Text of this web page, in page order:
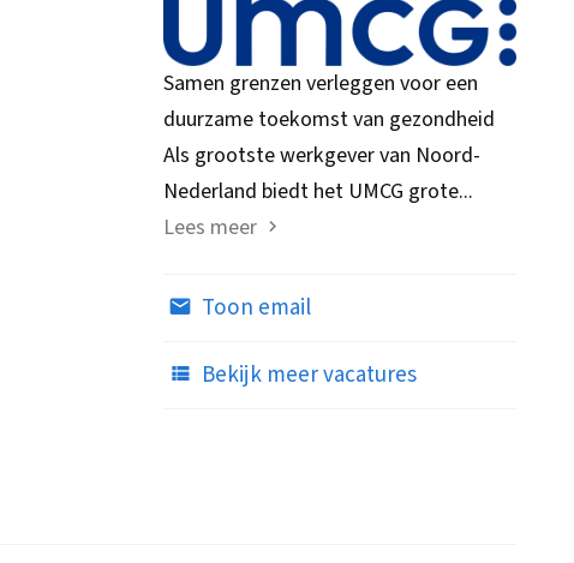
Samen grenzen verleggen voor een
duurzame toekomst van gezondheid
Als grootste werkgever van Noord-
Nederland biedt het UMCG grote...
Lees meer
Toon email
Bekijk meer vacatures